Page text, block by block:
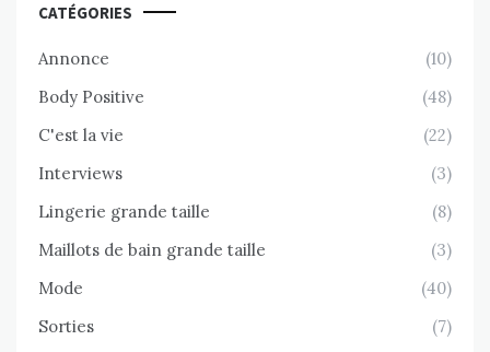
CATÉGORIES
Annonce
(10)
Body Positive
(48)
C'est la vie
(22)
Interviews
(3)
Lingerie grande taille
(8)
Maillots de bain grande taille
(3)
Mode
(40)
Sorties
(7)